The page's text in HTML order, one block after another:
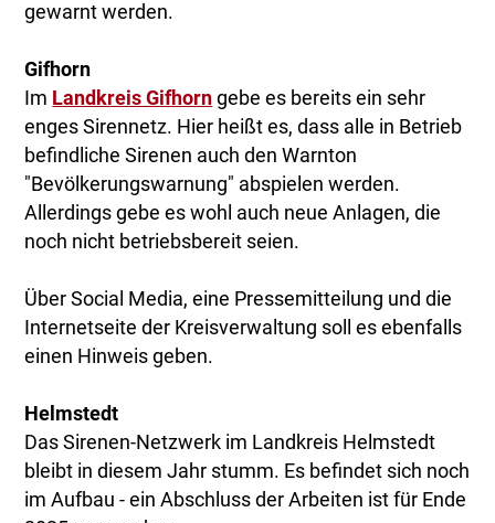
gewarnt werden.
Gifhorn
Im Landkreis Gifhorn gebe es bereits ein sehr
enges Sirennetz. Hier heißt es, dass alle in Betrieb
befindliche Sirenen auch den Warnton
"Bevölkerungswarnung" abspielen werden.
Allerdings gebe es wohl auch neue Anlagen, die
noch nicht betriebsbereit seien.
Über Social Media, eine Pressemitteilung und die
Internetseite der Kreisverwaltung soll es ebenfalls
einen Hinweis geben.
Helmstedt
Das Sirenen-Netzwerk im Landkreis Helmstedt
bleibt in diesem Jahr stumm. Es befindet sich noch
im Aufbau - ein Abschluss der Arbeiten ist für Ende